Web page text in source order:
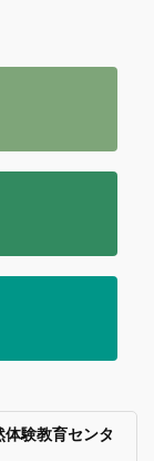
体験教育センタ